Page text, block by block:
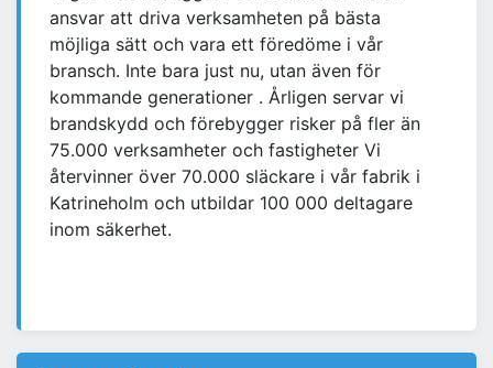
ansvar att driva verksamheten på bästa
möjliga sätt och vara ett föredöme i vår
bransch. Inte bara just nu, utan även för
kommande generationer . Årligen servar vi
brandskydd och förebygger risker på fler än
75.000 verksamheter och fastigheter Vi
återvinner över 70.000 släckare i vår fabrik i
Katrineholm och utbildar 100 000 deltagare
inom säkerhet.